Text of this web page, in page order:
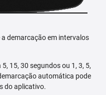
demarcação em intervalos
15, 30 segundos ou 1, 3, 5,
automática pode
do aplicativo.